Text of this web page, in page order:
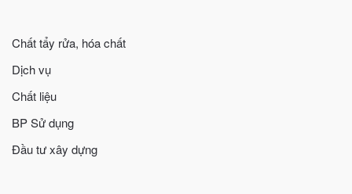
Chất tẩy rửa, hóa chất
Dịch vụ
Chất liệu
BP Sử dụng
Đầu tư xây dựng